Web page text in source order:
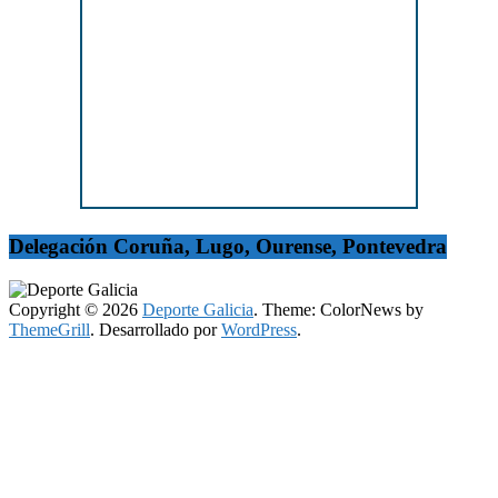
Delegación Coruña, Lugo, Ourense, Pontevedra
Copyright © 2026 Deporte Galicia. Theme: ColorNews by
ThemeGrill. Desarrollado porWordPress.